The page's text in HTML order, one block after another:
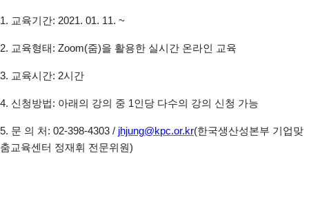
1. 교육기간: 2021. 01. 11. ~
2. 교육형태 : Zoom(줌)을 활용한 실시간 온라인 교육
3. 교육시간: 2시간
4. 신청방법: 아래의 강의 중 1인당 다수의 강의 신청 가능
5. 문 의 처 : 02-398-4303 / jhjung@kpc.or.kr(한국생산성본부 기업맞
춤교육센터 정재휘 전문위원)